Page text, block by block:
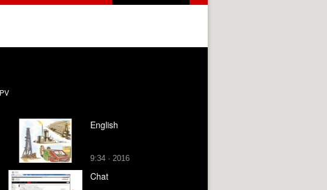
English
9:34 · 2016
Chat